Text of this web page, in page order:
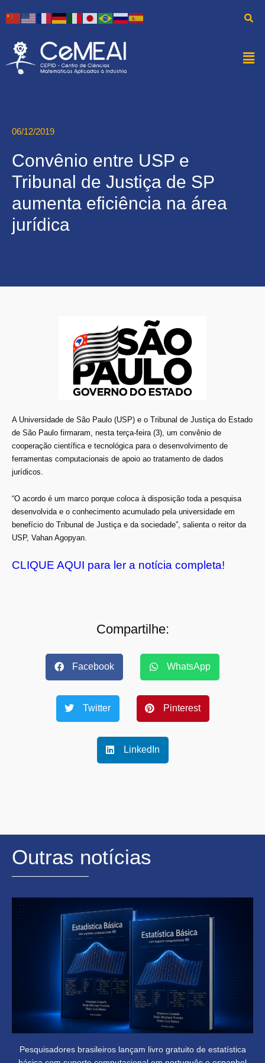
06/12/2019
Convênio entre USP e
Tribunal de Justiça de SP
aumenta eficiência na área
jurídica
A Universidade de São Paulo (USP) e o Tribunal de Justiça do Estado
de São Paulo firmaram, nesta terça-feira (3), um convênio de
cooperação científica e tecnológica para o desenvolvimento de
ferramentas computacionais de apoio ao tratamento de dados
jurídicos.
“O acordo é um marco porque coloca à disposição toda a pesquisa
desenvolvida e o conhecimento acumulado pela universidade em
benefício do Tribunal de Justiça e da sociedade”, salienta o reitor da
USP, Vahan Agopyan.
CLIQUE AQUI para ler a notícia completa!
Compartilhe:
Facebook WhatsApp
Twitter Pinterest
LinkedIn
Outras notícias
Pesquisadores brasileiros lançam livro gratuito de estatística